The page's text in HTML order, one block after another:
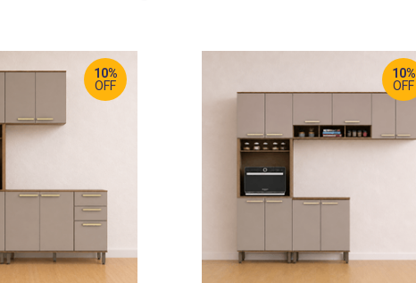
10%
OFF
LARGURA:
ALTURA :
220 CM
10%
OFF